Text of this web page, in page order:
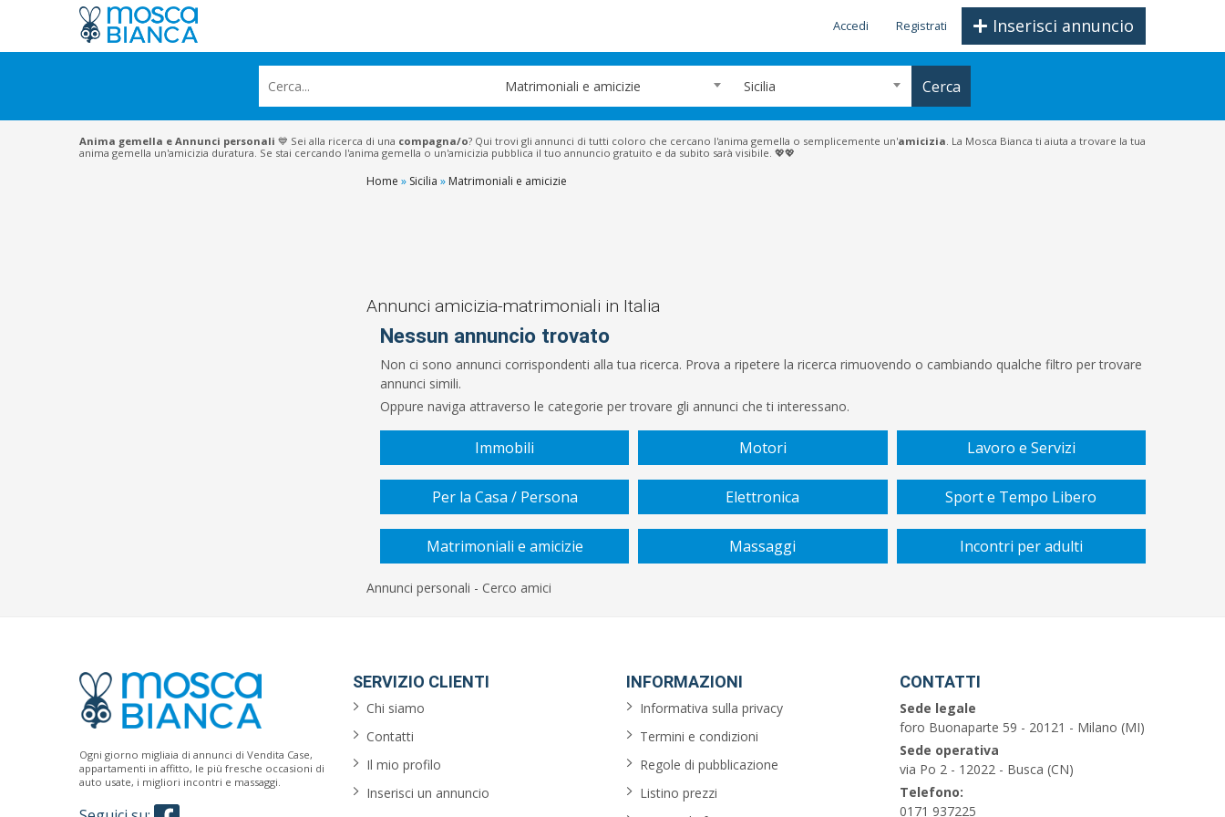
Inserisci annuncio
Accedi Registrati
Matrimoniali e amicizie Sicilia Cerca
Anima gemella e Annunci personali 💙 Sei alla ricerca di una compagna/o? Qui trovi gli annunci di tutti coloro che cercano l'anima gemella o semplicemente un'amicizia. La Mosca Bianca ti aiuta a trovare la tua
anima gemella un'amicizia duratura. Se stai cercando l'anima gemella o un'amicizia pubblica il tuo annuncio gratuito e da subito sarà visibile. 💖💖
Home » Sicilia » Matrimoniali e amicizie
Annunci amicizia-matrimoniali in Italia
Nessun annuncio trovato
Non ci sono annunci corrispondenti alla tua ricerca. Prova a ripetere la ricerca rimuovendo o cambiando qualche filtro per trovare
annunci simili.
Oppure naviga attraverso le categorie per trovare gli annunci che ti interessano.
Immobili Motori Lavoro e Servizi
Per la Casa / Persona Elettronica Sport e Tempo Libero
Matrimoniali e amicizie Massaggi Incontri per adulti
Annunci personali - Cerco amici
Ogni giorno migliaia di annunci di Vendita Case,
appartamenti in affitto, le più fresche occasioni di
auto usate, i migliori incontri e massaggi.
SERVIZIO CLIENTI
Chi siamo
Contatti
Il mio profilo
Inserisci un annuncio
INFORMAZIONI
Informativa sulla privacy
Termini e condizioni
Regole di pubblicazione
Listino prezzi
CONTATTI
Sede legale
foro Buonaparte 59 - 20121 - Milano (MI)
Sede operativa
via Po 2 - 12022 - Busca (CN)
Telefono:
0171 937225